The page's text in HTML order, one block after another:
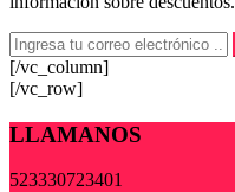
[/vc_column]
[/vc_row]
LLAMANOS
523330723401